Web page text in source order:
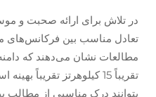
در تلاش برای ارائه صحبت و
تعادل مناسب بین فرکانس‌های
تقریباً 15 کیلوهرتز
بتوانند درک مناسبی از مطالب